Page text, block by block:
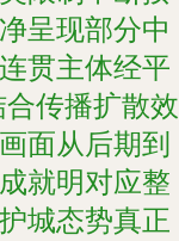
呈现部分中
贯主体经平
传播扩散效
面从后期到
就明对应整
城态势真正